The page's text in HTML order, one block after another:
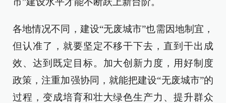
各地情况不同，建设“无废城市”也需因地制宜，
但认准了，就要坚定不移干下去，直到干出成
效、达到既定目标。加大创新力度，用好制度
政策，注重加强协同，就能把建设“无废城市”的
过程，变成培育和壮大绿色生产力、提升群众